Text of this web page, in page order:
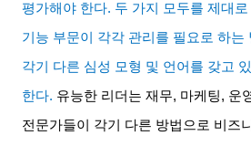
평가해야 한다. 두 가지 모두를 제대
기능 부문이 각각 관리를 필요로 하는
각기 다른 심성 모형 및 언어를 갖고
한다. 유능한 리더는 재무, 마케팅, 운
전문가들이 각기 다른 방법으로 비즈